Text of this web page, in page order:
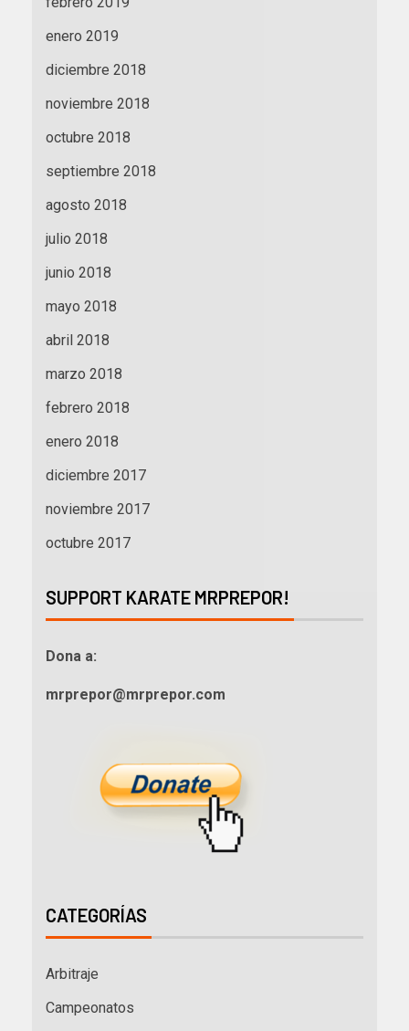
enero 2019
diciembre 2018
noviembre 2018
octubre 2018
septiembre 2018
agosto 2018
julio 2018
junio 2018
mayo 2018
abril 2018
marzo 2018
febrero 2018
enero 2018
diciembre 2017
noviembre 2017
octubre 2017
SUPPORT KARATE MRPREPOR!
Dona a:
mrprepor@mrprepor.com
CATEGORÍAS
Arbitraje
Campeonatos